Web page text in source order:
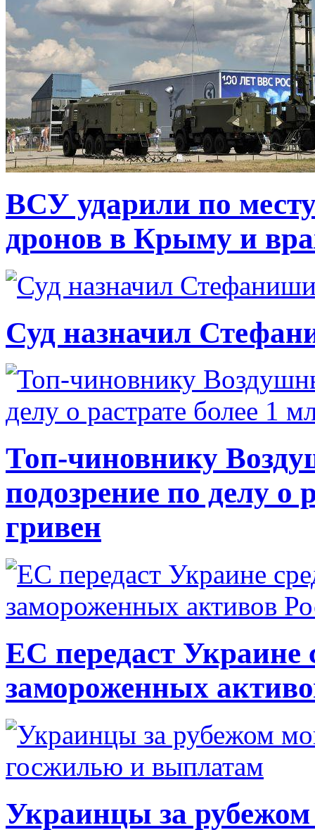
ВСУ ударили по
дронов в Крыму и
Суд назначил
Топ-чиновнику
подозрение по делу о
гривен
ЕС передаст Украине
замороженных
Украинцы за рубежом